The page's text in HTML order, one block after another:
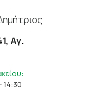
Αγ.
14:30